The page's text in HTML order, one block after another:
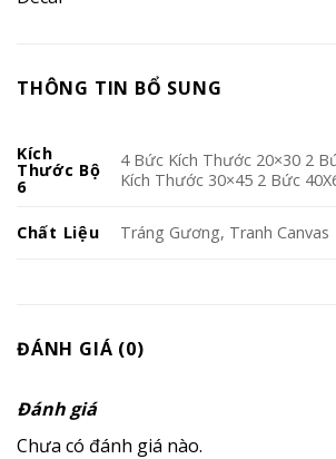
THÔNG TIN BỔ SUNG
Kích
Thước Bộ
6
4 Bức Kích Thước 20×30 2
Kích Thước 30×45 2 Bức
Chất Liệu Tráng Gương, Tranh Canvas
ĐÁNH GIÁ (0)
Đánh giá
Chưa có đánh giá nào.